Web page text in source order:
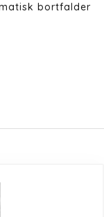
bortfalder